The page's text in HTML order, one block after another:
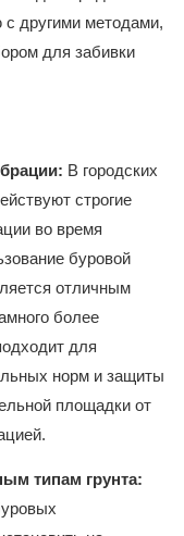
другими методами,
для забивки
В городских
строгие
во время
буровой
отличным
более
для
норм и защиты
площадки от
типам грунта: